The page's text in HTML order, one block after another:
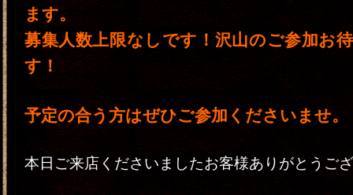
ます。
募集人数上限なしです！沢山のご参加お
す！
予定の合う方はぜひご参加くださいませ。
本日ご来店くださいましたお客様ありがとうご